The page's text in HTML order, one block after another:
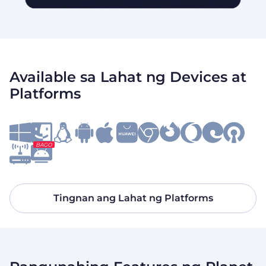
Available sa Lahat ng Devices at
Platforms
BAGO
Tingnan ang Lahat ng Platforms